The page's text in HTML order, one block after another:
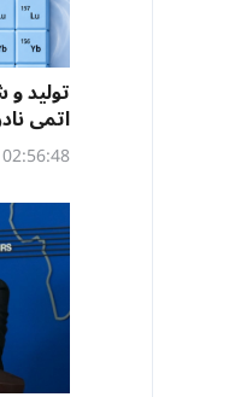
تولید
اتمی
02:56:48 2026-08-05